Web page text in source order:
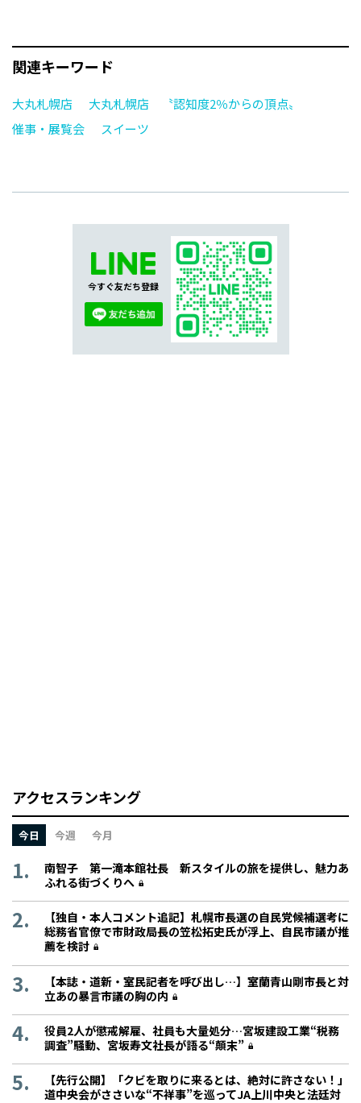
関連キーワード
大丸札幌店
大丸札幌店 〝認知度2％からの頂点〟
催事・展覧会
スイーツ
今すぐ友だち登録
アクセスランキング
今日 今週 今月
南智子 第一滝本館社長 新スタイルの旅を提供し、魅力あ
ふれる街づくりへ
【独自・本人コメント追記】札幌市長選の自民党候補選考に
総務省官僚で市財政局長の笠松拓史氏が浮上、自民市議が推
薦を検討
【本誌・道新・室民記者を呼び出し…】室蘭青山剛市長と対
立あの暴言市議の胸の内
役員2人が懲戒解雇、社員も大量処分…宮坂建設工業“税務
調査”騒動、宮坂寿文社長が語る“顛末”
【先行公開】「クビを取りに来るとは、絶対に許さない！」
道中央会がささいな“不祥事”を巡ってJA上川中央と法廷対